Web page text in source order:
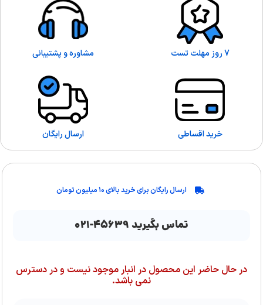
7 روز مهلت تست مشاوره و پشتیبانی
خرید اقساطی ارسال رایگان
ارسال رایگان برای خرید بالای ۱۰ میلیون تومان
تماس بگیرید ۴۵۶۳۹-۰۲۱
در حال حاضر این محصول در انبار موجود نیست و در دسترس
نمی باشد.